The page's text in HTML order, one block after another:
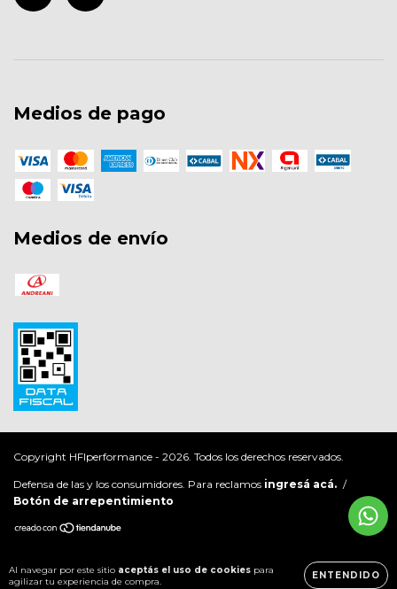
Al navegar por este sitio aceptás el uso de cookies para
agilizar tu experiencia de compra.
ENTENDIDO
Medios de pago
Medios de envío
Copyright HFIperformance - 2026. Todos los derechos reservados.
Defensa de las y los consumidores. Para reclamos ingresá acá. /
Botón de arrepentimiento